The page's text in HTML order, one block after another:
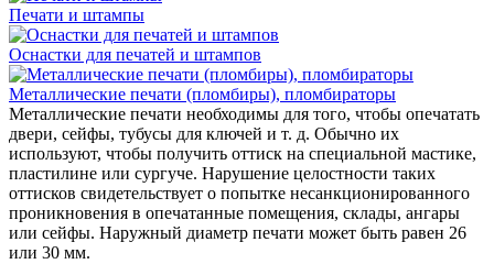
Печати и штампы
Оснастки для печатей и штампов
Металлические печати (пломбиры), пломбираторы
Металлические печати необходимы для того, чтобы опечатать
двери, сейфы, тубусы для ключей и т. д. Обычно их
используют, чтобы получить оттиск на специальной мастике,
пластилине или сургуче. Нарушение целостности таких
оттисков свидетельствует о попытке несанкционированного
проникновения в опечатанные помещения, склады, ангары
или сейфы. Наружный диаметр печати может быть равен 26
или 30 мм.